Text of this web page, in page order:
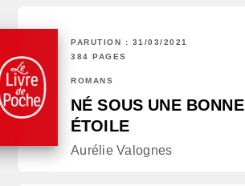
PARUTION : 31/03/2021
384 PAGES
ROMANS
NÉ SOUS UNE BONNE
ÉTOILE
Aurélie Valognes